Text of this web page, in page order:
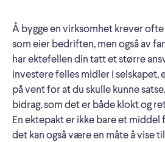
Å bygge en virksomhet krever ofte
som eier bedriften, men også av
har ektefellen din tatt et større
investere felles midler i selskapet,
på vent for at du skulle kunne
bidrag, som det er både klokt og
En ektepakt er ikke bare et middel
det kan også være en måte å vise